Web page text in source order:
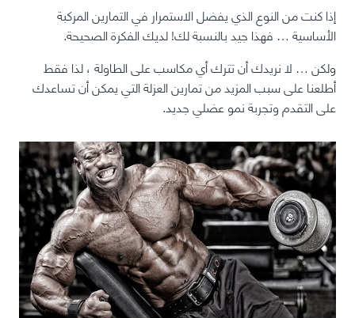
إذا كنت من النوع الذي يفضل الاستمرار في التمارين المركبة
الأساسية … فهذا جيد بالنسبة لك! لديك الفكرة الصحيحة.
ولكن … لا نريدك أن تترك أي مكاسب على الطاولة ، لذا فقط
أطلعنا على سبب المزيد من تمارين العزلة التي يمكن أن تساعدك
على التقدم وتجربة نمو عضلي جديد.